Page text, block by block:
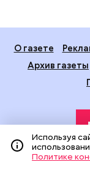
О газете
Архив газеты
Издание создано
Используя
Политике